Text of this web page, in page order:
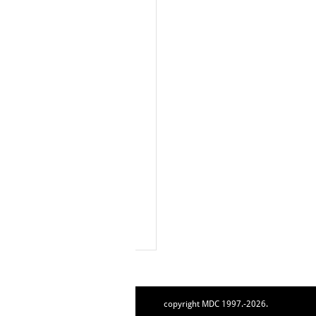
copyright MDC 1997.-2026.